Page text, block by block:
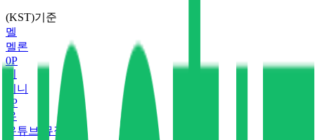
(KST)기준
멜
멜론
0P
지니
P
유
유튜브 뮤직